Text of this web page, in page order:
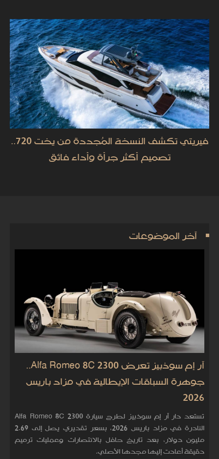
فيريتي تكشف النسخة المُجددة من يخت 720..
تصميم أكثر جرأة وأداء فائق
آخر الموضوعات
آر إم سوذبيز تعرض Alfa Romeo 8C 2300..
جوهرة السباقات الإيطالية في مزاد باريس
2026
تستعد دار آر إم سوذبيز لطرح سيارة Alfa Romeo 8C 2300
النادرة في مزاد باريس 2026، بسعر تقديري يصل إلى 2.69
مليون دولار، بعد تاريخ حافل بالانتصارات وعمليات ترميم
دقيقة أعادت إليها مجدها الأصلي.